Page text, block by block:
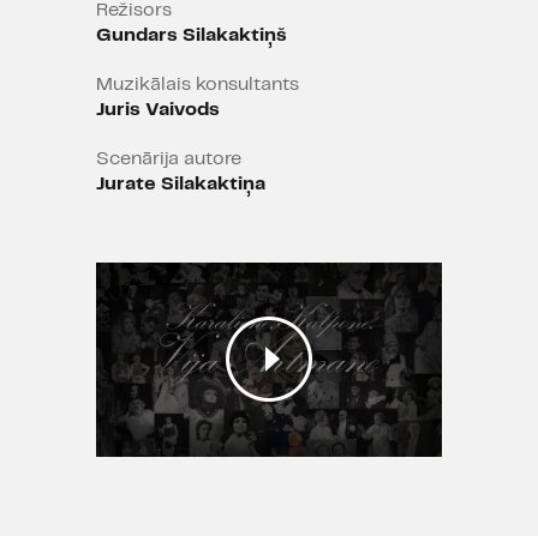
Režisors
Gundars Silakaktiņš
Muzikālais konsultants
Juris Vaivods
Scenārija autore
Jurate Silakaktiņa